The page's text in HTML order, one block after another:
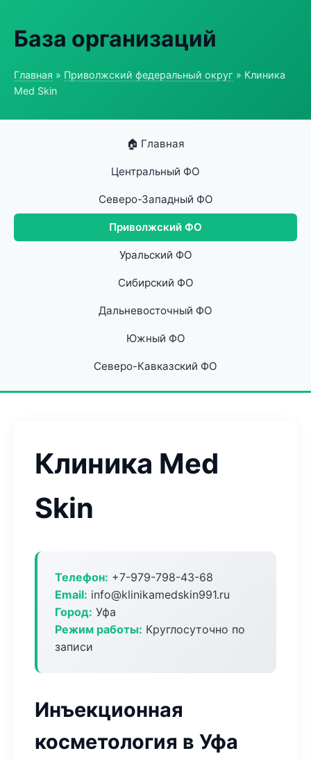
База организаций
Главная » Приволжский федеральный округ » Клиника
Med Skin
🏠 Главная
Центральный ФО
Северо-Западный ФО
Приволжский ФО
Уральский ФО
Сибирский ФО
Дальневосточный ФО
Южный ФО
Северо-Кавказский ФО
Клиника Med
Skin
Телефон: +7-979-798-43-68
Email: info@klinikamedskin991.ru
Город: Уфа
Режим работы: Круглосуточно по
записи
Инъекционная
косметология в Уфа